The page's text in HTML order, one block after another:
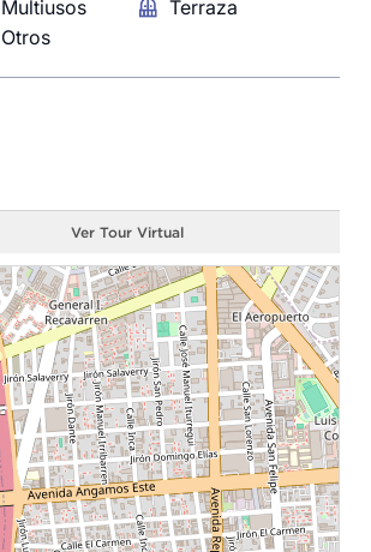
Multiusos
Terraza
Otros
Ver Tour Virtual